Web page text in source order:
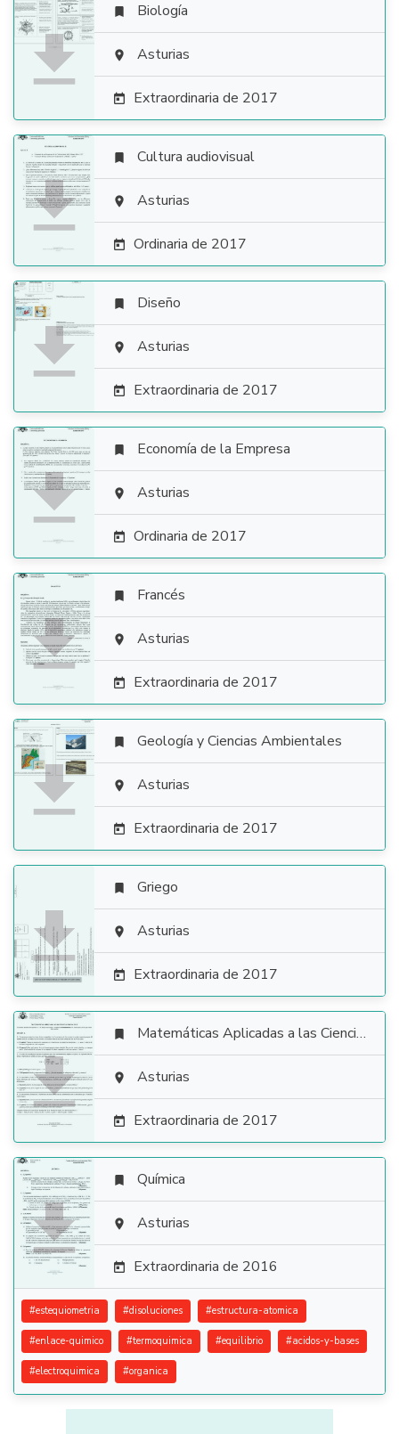

 Biología
 Asturias
 Extraordinaria de 2017

 Cultura audiovisual
 Asturias
 Ordinaria de 2017

 Diseño
 Asturias
 Extraordinaria de 2017

 Economía de la Empresa
 Asturias
 Ordinaria de 2017

 Francés
 Asturias
 Extraordinaria de 2017

 Geología y Ciencias Ambientales
 Asturias
 Extraordinaria de 2017

 Griego
 Asturias
 Extraordinaria de 2017

 Matemáticas Aplicadas a las Ciencias Sociales
 Asturias
 Extraordinaria de 2017

 Química
 Asturias
 Extraordinaria de 2016
#estequiometria #disoluciones #estructura-atomica
#enlace-quimico #termoquimica #equilibrio #acidos-y-bases
#electroquimica #organica